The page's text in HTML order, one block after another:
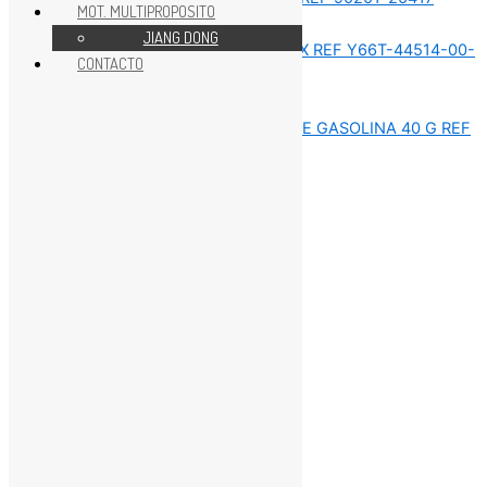
Sin categorizar
MOT. MULTIPROPOSITO
JIANG DONG
CONTACTO